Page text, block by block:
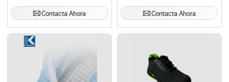
Contacta Ahora
de acero, a prueba de
perforaciones y antiestáticas,
Contacta Ahora